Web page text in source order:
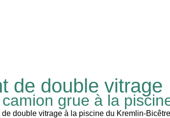
de double vitrage
grue à la
double vitrage à la piscine du Kremlin-